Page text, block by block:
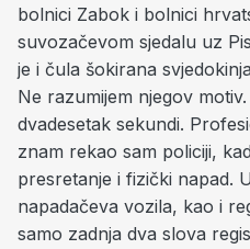
bolnici Zabok i bolnici
suvozačevom sjedalu uz
je i čula šokirana
Ne razumijem njegov
dvadesetak sekundi.
znam rekao sam policiji,
presretanje i fizički napad.
napadačeva vozila, kao i
samo zadnja dva slova